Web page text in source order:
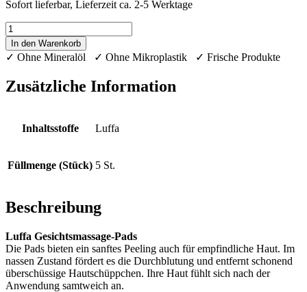
Sofort lieferbar, Lieferzeit ca. 2-5 Werktage
Luffa
Gesichtsmassage-
Pads
Menge
In den Warenkorb
✓ Ohne Mineralöl ✓ Ohne Mikroplastik ✓ Frische Produkte
Zusätzliche Information
Inhaltsstoffe Luffa
Füllmenge (Stück) 5 St.
Beschreibung
Luffa Gesichtsmassage-Pads
Die Pads bieten ein sanftes Peeling auch für empfindliche Haut. Im
nassen Zustand fördert es die Durchblutung und entfernt schonend
überschüssige Hautschüppchen. Ihre Haut fühlt sich nach der
Anwendung samtweich an.